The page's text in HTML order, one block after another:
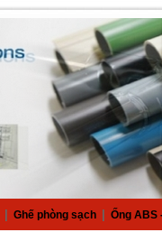
Ghế phòng sạch Ống ABS